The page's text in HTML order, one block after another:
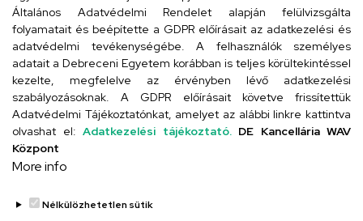
4026 Debrecen, Arany János tér 1.
Szervezeti telefonkönyv
UD telefonkönyv
Általános Adatvédelmi Rendelet alapján felülvizsgálta
folyamatait és beépítette a GDPR előírásait az adatkezelési és
adatvédelmi tevékenységébe. A felhasználók személyes
adatait a Debreceni Egyetem korábban is teljes körültekintéssel
kezelte, megfelelve az érvényben lévő adatkezelési
szabályozásoknak. A GDPR előírásait követve frissítettük
Adatvédelmi Tájékoztatónkat, amelyet az alábbi linkre kattintva
olvashat el: Adatkezelési tájékoztató. DE Kancellária WAV
Központ
More info
Nélkülözhetetlen sütik